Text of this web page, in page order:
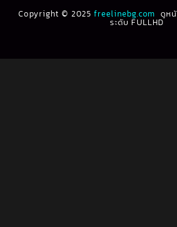
1991
Copyright © 2025freelinebg.com ดูห
ระดับ FULLHD